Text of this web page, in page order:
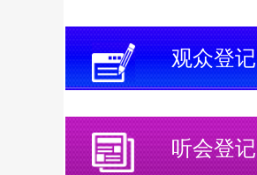
观众登记
听会登记